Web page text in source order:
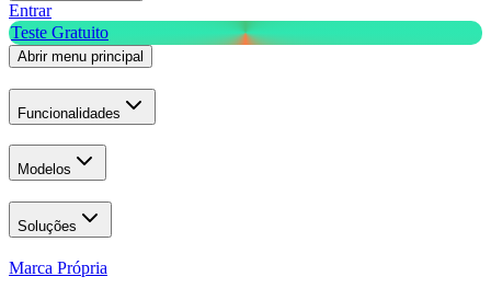
Entrar
Teste Gratuito
Abrir menu principal
Funcionalidades
Modelos
Soluções
Marca Própria